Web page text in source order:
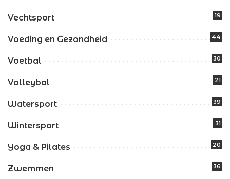
Vechtsport 19
Voeding en Gezondheid 44
Voetbal 30
Volleybal 21
Watersport 39
Wintersport 31
Yoga & Pilates 20
Zwemmen 36